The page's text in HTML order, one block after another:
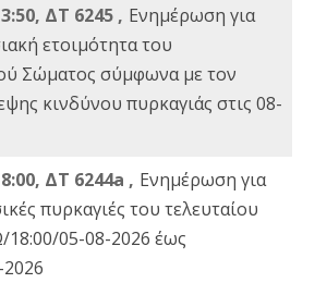
ΔΤ 6245 , Ενημέρωση για
ετοιμότητα του
Σώματος σύμφωνα με τον
κινδύνου πυρκαγιάς στις 08-
ΔΤ 6244a , Ενημέρωση για
πυρκαγιές του τελευταίου
05-08-2026 έως